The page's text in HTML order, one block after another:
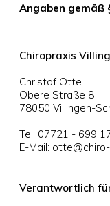
Angaben gemäß
Chiropraxis
Christof Otte
Obere Straße 8
78050 Villingen-
Tel: 07721 - 699
E-Mail:
Verantwortlich